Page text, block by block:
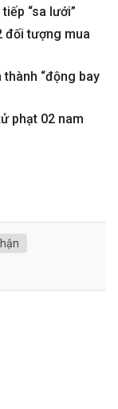
“sa lưới”
đối tượng mua
“động bay
phạt 02 nam